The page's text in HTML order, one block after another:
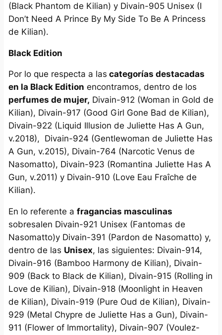
(Black Phantom de Kilian) y Divain-905 Unisex (I
Don’t Need A Prince By My Side To Be A Princess
de Kilian).
Black Edition
Por lo que respecta a las categorías destacadas
en la Black Edition encontramos, dentro de los
perfumes de mujer, Divain-912 (Woman in Gold de
Kilian), Divain-917 (Good Girl Gone Bad de Kilian),
Divain-922 (Liquid Illusion de Juliette Has A Gun,
v.2018), Divain-924 (Gentlewoman de Juliette Has
A Gun, v.2015), Divain-764 (Narcotic Venus de
Nasomatto), Divain-923 (Romantina Juliette Has A
Gun, v.2011) y Divain-910 (Love Eau Fraîche de
Kilian).
En lo referente a fragancias masculinas
sobresalen Divain-921 Unisex (Fantomas de
Nasomatto)y Divain-391 (Pardon de Nasomatto) y,
dentro de las Unisex, las siguientes: Divain-914,
Divain-916 (Bamboo Harmony de Kilian), Divain-
909 (Back to Black de Kilian), Divain-915 (Rolling in
Love de Kilian), Divain-918 (Moonlight in Heaven
de Kilian), Divain-919 (Pure Oud de Kilian), Divain-
929 (Metal Chypre de Juliette Has a Gun), Divain-
911 (Flower of Immortality), Divain-907 (Voulez-